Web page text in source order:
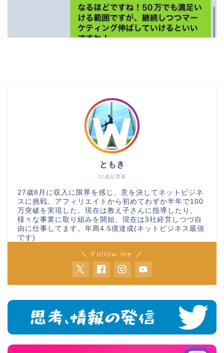
32歳起業家
ともき
27歳8月に収入に限界を感じ、意を決してネットビジネ
スに挑戦、アフィリエイトから初めてわずか半年で100
万突破を実現した。現在は教え子さんに指導したり、
様々な事業に取り組みを開始、現在は3社経営しつづ自
由に仕事してます。年商4.5億達成(ネットビジネス最強
です)
＼ Follow me ／